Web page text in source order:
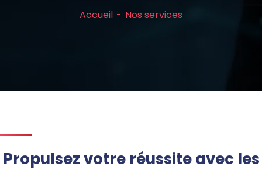
Accueil Nos services
Propulsez votre réussite avec les